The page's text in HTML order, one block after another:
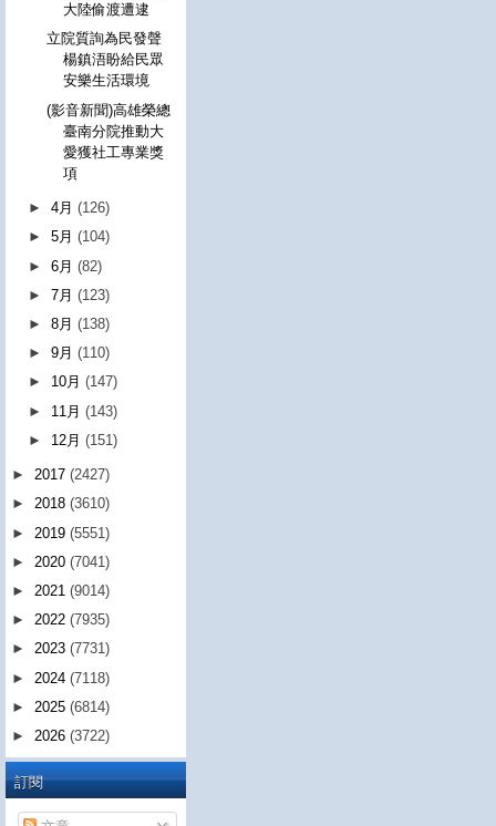
大陸偷渡遭逮
立院質詢為民發聲
楊鎮浯盼給民眾
安樂生活環境
(影音新聞)高雄榮總
臺南分院推動大
愛獲社工專業獎
項
►4月(126)
►5月(104)
►6月(82)
►7月(123)
►8月(138)
►9月(110)
► 10月(147)
► 11月(143)
► 12月(151)
► 2017 (2427)
► 2018 (3610)
► 2019 (5551)
► 2020 (7041)
► 2021 (9014)
► 2022 (7935)
► 2023 (7731)
► 2024 (7118)
► 2025 (6814)
► 2026 (3722)
訂閱